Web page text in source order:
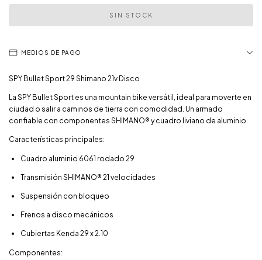
MEDIOS DE PAGO
SPY Bullet Sport 29 Shimano 21v Disco
La SPY Bullet Sport es una mountain bike versátil, ideal para moverte en
ciudad o salir a caminos de tierra con comodidad. Un armado
confiable con componentes SHIMANO® y cuadro liviano de aluminio.
Características principales:
Cuadro aluminio 6061 rodado 29
Transmisión SHIMANO® 21 velocidades
Suspensión con bloqueo
Frenos a disco mecánicos
Cubiertas Kenda 29 x 2.10
Componentes: